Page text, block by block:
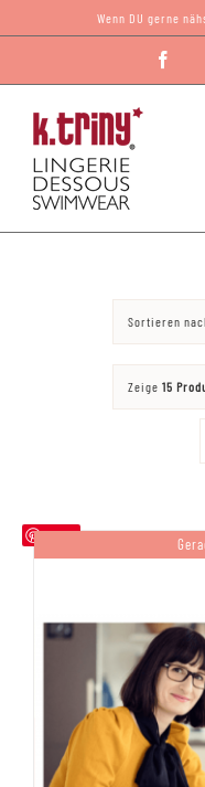
Inhalt
Wenn DU gerne
Sortieren
Zeige 15
Save